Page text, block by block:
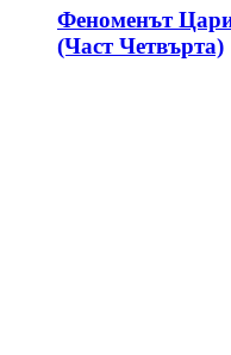
Феноменът
(Част Четвърта)